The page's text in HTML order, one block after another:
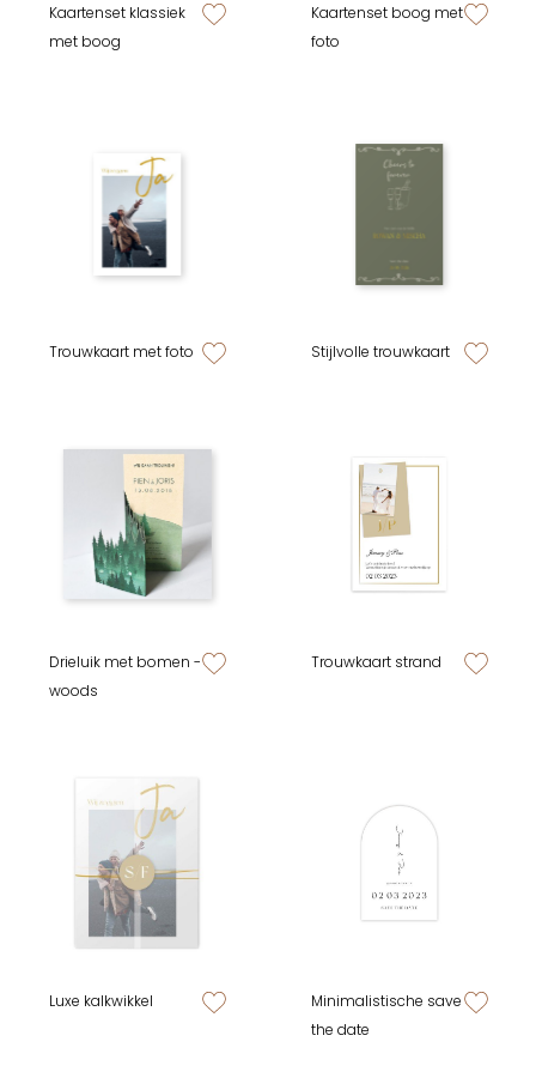
Kaartenset klassiek
met boog
zet op verlanglijstje
Kaartenset boog met
foto
Trouwkaart met foto Stijlvolle trouwkaart
Drieluik met bomen -
woods
Trouwkaart strand
Luxe kalkwikkel
zet op verlanglijstje
Minimalistische save
the date